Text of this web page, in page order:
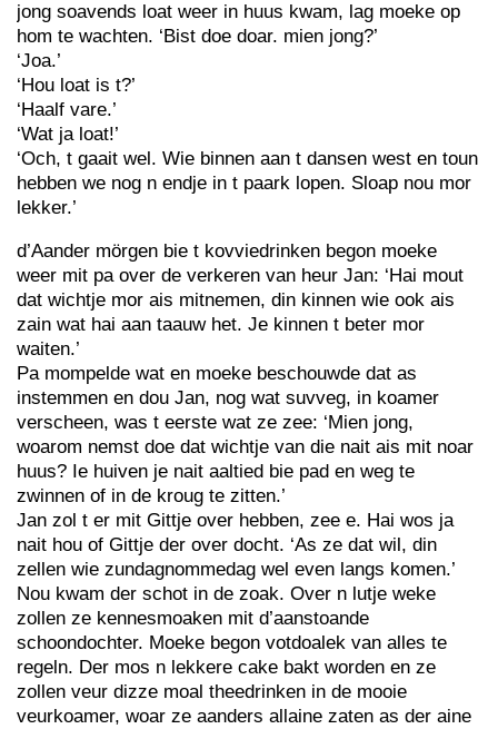
jong soavends loat weer in huus kwam, lag moeke op
hom te wachten. ‘Bist doe doar. mien jong?’
‘Joa.’
‘Hou loat is t?’
‘Haalf vare.’
‘Wat ja loat!’
‘Och, t gaait wel. Wie binnen aan t dansen west en toun
hebben we nog n endje in t paark lopen. Sloap nou mor
lekker.’
d’Aander mörgen bie t kovviedrinken begon moeke
weer mit pa over de verkeren van heur Jan: ‘Hai mout
dat wichtje mor ais mitnemen, din kinnen wie ook ais
zain wat hai aan taauw het. Je kinnen t beter mor
waiten.’
Pa mompelde wat en moeke beschouwde dat as
instemmen en dou Jan, nog wat suvveg, in koamer
verscheen, was t eerste wat ze zee: ‘Mien jong,
woarom nemst doe dat wichtje van die nait ais mit noar
huus? Ie huiven je nait aaltied bie pad en weg te
zwinnen of in de kroug te zitten.’
Jan zol t er mit Gittje over hebben, zee e. Hai wos ja
nait hou of Gittje der over docht. ‘As ze dat wil, din
zellen wie zundagnommedag wel even langs komen.’
Nou kwam der schot in de zoak. Over n lutje weke
zollen ze kennesmoaken mit d’aanstoande
schoondochter. Moeke begon votdoalek van alles te
regeln. Der mos n lekkere cake bakt worden en ze
zollen veur dizze moal theedrinken in de mooie
veurkoamer, woar ze aanders allaine zaten as der aine